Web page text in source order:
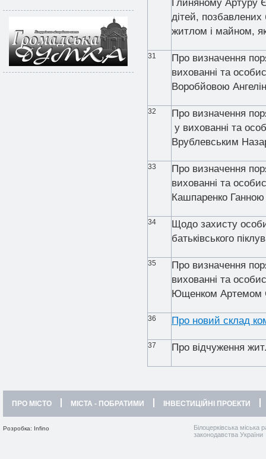
Глиняному Артуру
дітей, позбавлених
житлом і майном,
31
Про визначення
вихованні та
Воробйовою
32
Про визначення
у вихованні та
Врублевським
33
Про визначення
вихованні та
Кашпаренко Ганною
34
Щодо захисту
батьківського
35
Про визначення
вихованні та
Ющенком Артемом
36 Про новий склад
37 Про відчуження
ПРО МІСТО МІСТА - ПОБРАТИМИ ІНВЕСТИЦІЙНІ ПРОЕКТИ
Розробка: Infino
Білоцерківська міська
законодавства України